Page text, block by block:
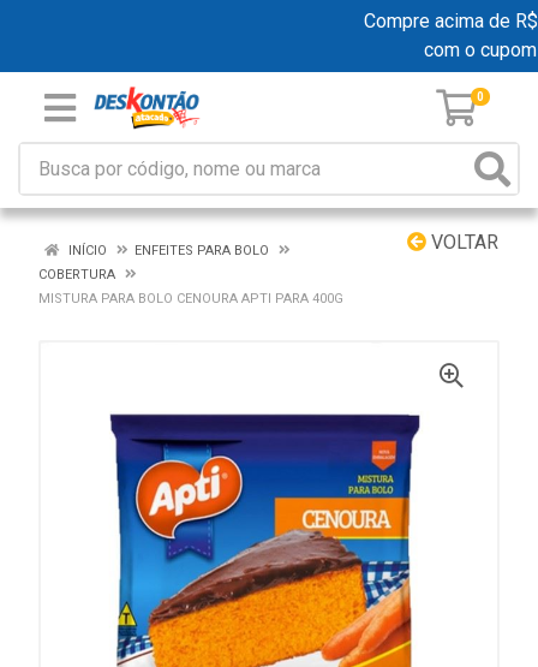
Compre acima de
com o cupom
0
VOLTAR
INÍCIO
ENFEITES PARA BOLO
COBERTURA
MISTURA PARA BOLO CENOURA APTI PARA 400G